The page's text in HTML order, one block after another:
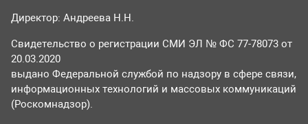
Директор: Андреева Н.Н.
Свидетельство о регистрации СМИ ЭЛ № ФС 77-78073 от
20.03.2020
выдано Федеральной службой по надзору в сфере связи,
информационных технологий и массовых коммуникаций
(Роскомнадзор).